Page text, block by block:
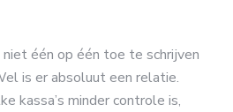
één op één toe te schrijven
is er absoluut een relatie.
kassa’s minder controle is,